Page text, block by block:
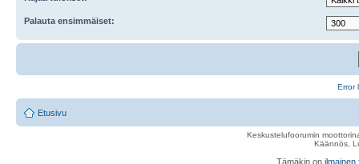
Palauta ensimmäiset:
Error
Etusivu
Keskustelufoorumin
Käännös,
Tämäkin on ilmainen